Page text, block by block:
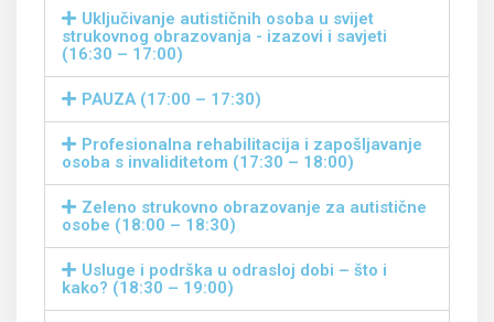
Uključivanje autističnih osoba u svijet
strukovnog obrazovanja - izazovi i savjeti
(16:30 – 17:00)
PAUZA (17:00 – 17:30)
Profesionalna rehabilitacija i zapošljavanje
osoba s invaliditetom (17:30 – 18:00)
Zeleno strukovno obrazovanje za autistične
osobe (18:00 – 18:30)
Usluge i podrška u odrasloj dobi – što i
kako? (18:30 – 19:00)